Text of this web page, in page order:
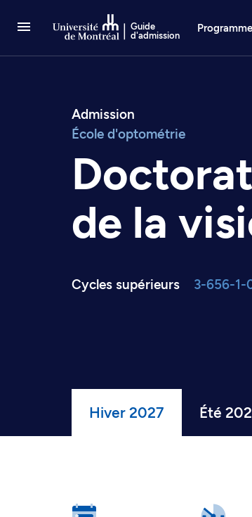
Guide
d'admission
Admission
École d'optométrie
de la
Cycles supérieurs 3-656-1-
Hiver 2027 Été